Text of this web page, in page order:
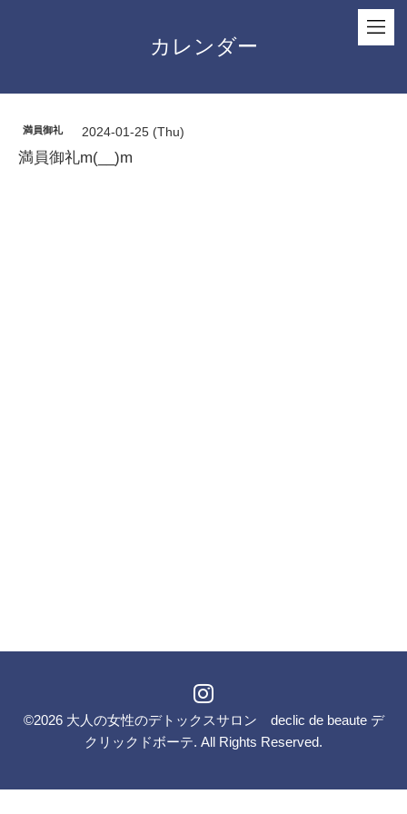
カレンダー
満員御礼 2024-01-25 (Thu)
満員御礼m(__)m
©2026 大人の女性のデトックスサロン declic de beaute デ
クリックドボーテ. All Rights Reserved.